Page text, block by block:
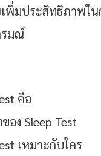
พิ่มประสิทธิภาพใน
รมณ์
คือ
อง Sleep Test
เหมาะกับใคร